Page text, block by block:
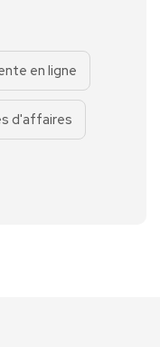
en ligne
d'affaires